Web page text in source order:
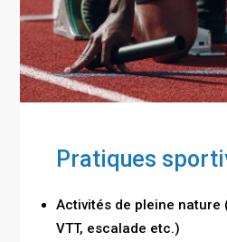
Pratiques
Activités de pleine nature
VTT, escalade etc.)